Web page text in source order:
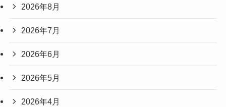
2026年8月
2026年7月
2026年6月
2026年5月
2026年4月